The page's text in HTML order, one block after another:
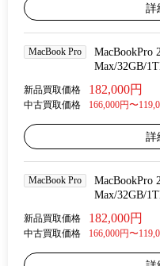
詳
MacBook Pro
MacBookPro
Max/32GB/
新品買取価格 182,000円
中古買取価格 166,000円〜
詳
MacBook Pro
MacBookPro
Max/32GB/
新品買取価格 182,000円
中古買取価格 166,000円〜